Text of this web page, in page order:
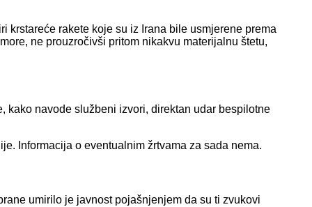
krstareće rakete koje su iz Irana bile usmjerene prema
ne prouzročivši pritom nikakvu materijalnu štetu,
kako navode službeni izvori, direktan udar bespilotne
Informacija o eventualnim žrtvama za sada nema.
umirilo je javnost pojašnjenjem da su ti zvukovi